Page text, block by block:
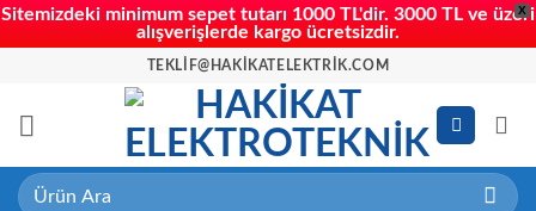
X
Sitemizdeki minimum sepet tutarı 1000 TL'dir. 3000 TL ve üzeri
alışverişlerde kargo ücretsizdir.
TEKLIF@HAKIKATELEKTRIK.COM
Ara: